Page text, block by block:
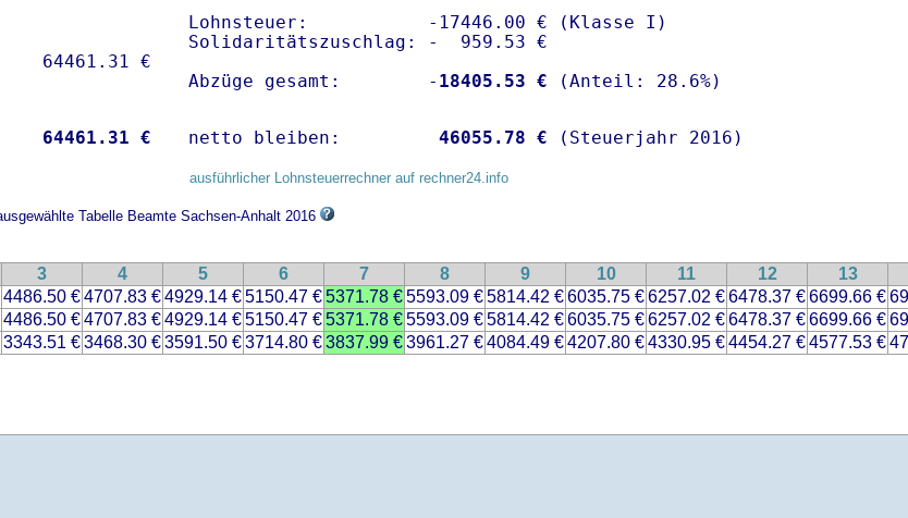
Lohnsteuer:           -17446.00 € (Klasse I)
Solidaritätszuschlag: -  959.53 €
Abzüge gesamt:        - 18405.53 €
64461.31 € netto bleiben: 46055.78 € (Steuerjahr 2016)
ausführlicher Lohnsteuerrechner auf rechner24.info
Tabelle Beamte Sachsen-Anhalt 2016
3 4 5 6 7 8 9 10 11 12
13
4486.50 €4707.83 €4929.14 €5150.47 €5371.78 €5593.09 €5814.42 €6035.75 €6257.02 €6478.37 €6699.66 €
4486.50 €4707.83 €4929.14 €5150.47 €5371.78 €5593.09 €5814.42 €6035.75 €6257.02 €6478.37 €6699.66 €
3343.51 €3468.30 €3591.50 €3714.80 €3837.99 €3961.27 €4084.49 €4207.80 €4330.95 €4454.27 €4577.53 €